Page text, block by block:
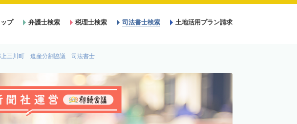
プ 弁護士検索 税理士検索 司法書士検索 土地活用プラン請求
上三川町 遺産分割協議 司法書士